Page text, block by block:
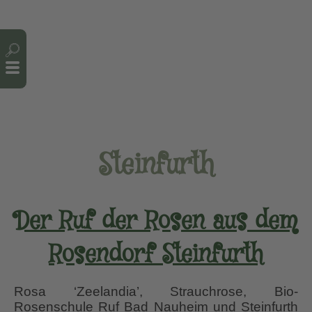
Steinfurth
Der Ruf der Rosen aus dem
Rosendorf Steinfurth
Rosa ‘Zeelandia’, Strauchrose, Bio-
Rosenschule Ruf Bad Nauheim und Steinfurth